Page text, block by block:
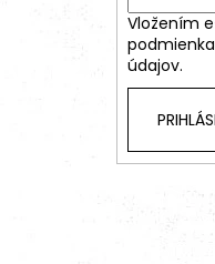
Vložením
údajov.